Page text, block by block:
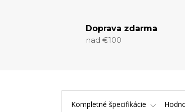
Doprava zdarma
nad €100
Kompletné špecifikácie